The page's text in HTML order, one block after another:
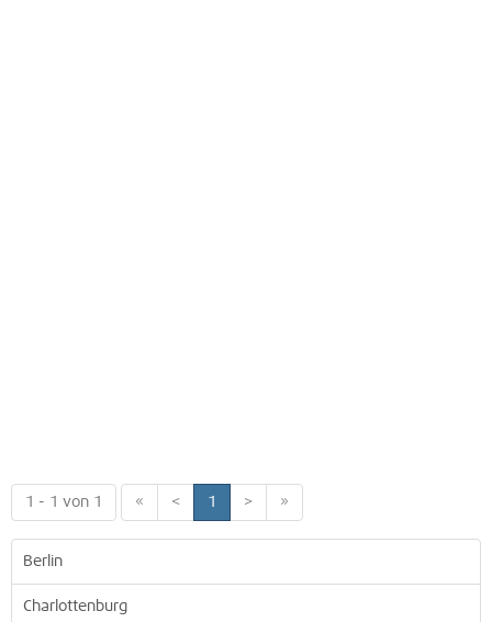
1 - 1 von 1 « < 1 > »
Berlin
Charlottenburg